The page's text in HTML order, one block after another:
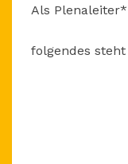
Als
folgendes